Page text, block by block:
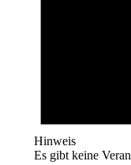
Hinweis
Es gibt keine